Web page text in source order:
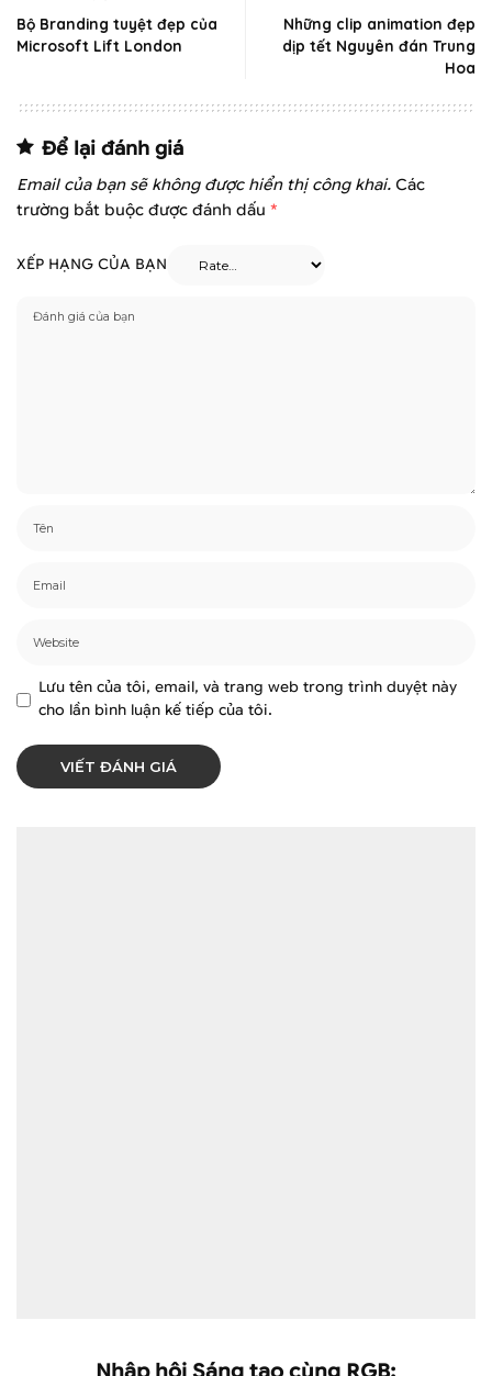
Bộ Branding tuyệt đẹp của
Microsoft Lift London
Những clip animation đẹp
dịp tết Nguyên đán Trung
Hoa
Để lại đánh giá
Email của bạn sẽ không được hiển thị công khai. Các
trường bắt buộc được đánh dấu *
XẾP HẠNG CỦA BẠN
Lưu tên của tôi, email, và trang web trong trình duyệt này
cho lần bình luận kế tiếp của tôi.